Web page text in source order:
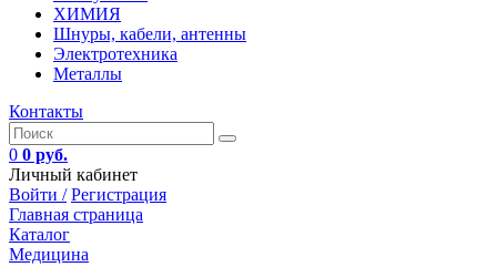
ХИМИЯ
Шнуры, кабели, антенны
Электротехника
Металлы
Контакты
0 0 руб.
Личный кабинет
Войти / Регистрация
Главная страница
Каталог
Медицина